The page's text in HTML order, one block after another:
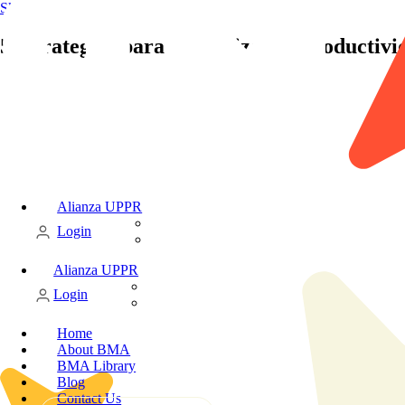
Skip to content
Alianza UPPR
Login
Alianza UPPR
Login
Home
About BMA
BMA Library
Blog
Contact Us
5 estrategias para maximizar tu